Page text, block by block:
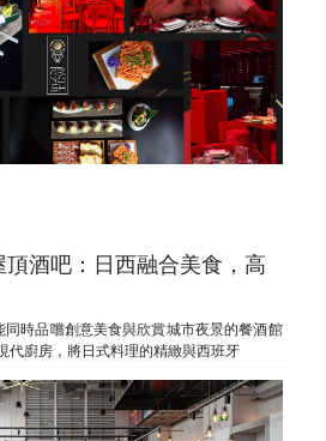
酒吧：日西融合美食，高
時品嚐創意美食與欣賞城市夜景的餐酒館
代廚房，將日式料理的精緻與西班牙